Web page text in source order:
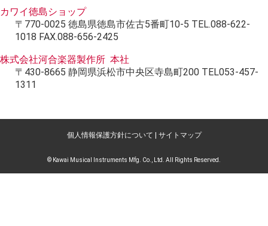
カワイ徳島ショップ
〒770-0025 徳島県徳島市佐古5番町10-5 TEL.088-622-
1018 FAX.088-656-2425
株式会社河合楽器製作所 本社
〒430-8665 静岡県浜松市中央区寺島町200 TEL053-457-
1311
個人情報保護方針について サイトマップ
© Kawai Musical Instruments Mfg. Co., Ltd. All Rights Reserved.